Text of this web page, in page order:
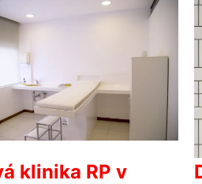
klinika RP v